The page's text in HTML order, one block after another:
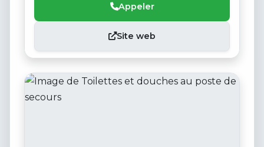
Appeler
Site web